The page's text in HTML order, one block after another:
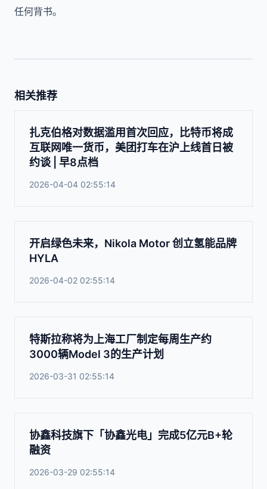
任何背书。
相关推荐
扎克伯格对数据滥用首次回应，比特币将成
互联网唯一货币，美团打车在沪上线首日被
约谈 | 早8点档
2026-04-04 02:55:14
开启绿色未来，Nikola Motor 创立氢能品牌
HYLA
2026-04-02 02:55:14
特斯拉称将为上海工厂制定每周生产约
3000辆Model 3的生产计划
2026-03-31 02:55:14
协鑫科技旗下「协鑫光电」完成5亿元B+轮
融资
2026-03-29 02:55:14